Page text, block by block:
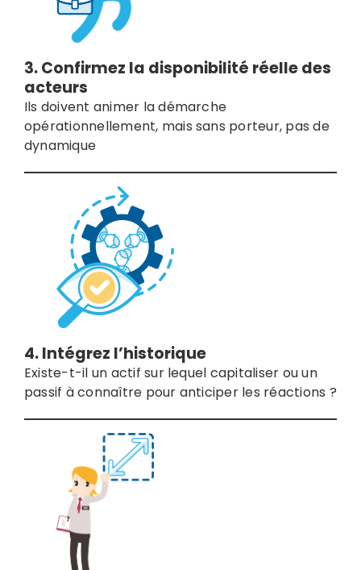
3. Confirmez la disponibilité réelle des
acteurs
Ils doivent animer la démarche
opérationnellement, mais sans porteur, pas de
dynamique
4. Intégrez l’historique
Existe-t-il un actif sur lequel capitaliser ou un
passif à connaître pour anticiper les réactions ?